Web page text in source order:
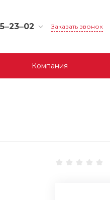
170
Заказать звонок
Компания